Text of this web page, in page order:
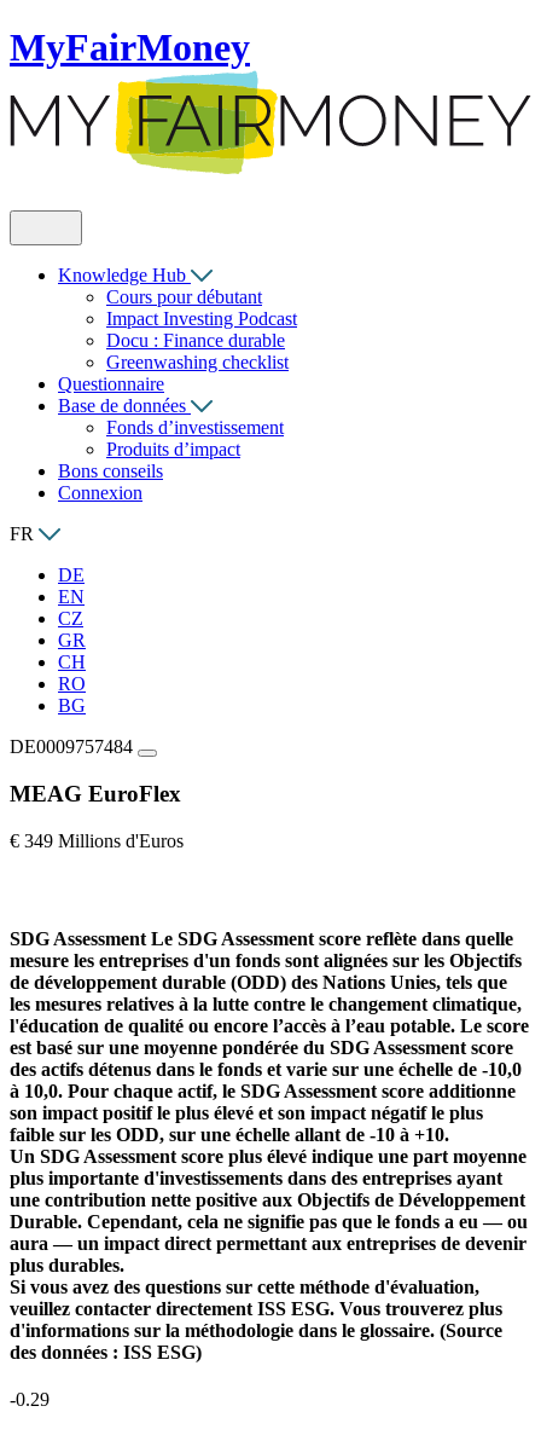
MyFairMoney
Knowledge Hub
Cours pour débutant
Impact Investing Podcast
Docu : Finance durable
Greenwashing checklist
Questionnaire
Base de données
Fonds d’investissement
Produits d’impact
Bons conseils
Connexion
FR
DE
EN
CZ
GR
CH
RO
BG
DE0009757484
MEAG EuroFlex
€ 349 Millions d'Euros
SDG Assessment Le SDG Assessment score reflète dans quelle
mesure les entreprises d'un fonds sont alignées sur les Objectifs
de développement durable (ODD) des Nations Unies, tels que
les mesures relatives à la lutte contre le changement climatique,
l'éducation de qualité ou encore l’accès à l’eau potable. Le score
est basé sur une moyenne pondérée du SDG Assessment score
des actifs détenus dans le fonds et varie sur une échelle de -10,0
à 10,0. Pour chaque actif, le SDG Assessment score additionne
son impact positif le plus élevé et son impact négatif le plus
faible sur les ODD, sur une échelle allant de -10 à +10.
Un SDG Assessment score plus élevé indique une part moyenne
plus importante d'investissements dans des entreprises ayant
une contribution nette positive aux Objectifs de Développement
Durable. Cependant, cela ne signifie pas que le fonds a eu — ou
aura — un impact direct permettant aux entreprises de devenir
plus durables.
Si vous avez des questions sur cette méthode d'évaluation,
veuillez contacter directement ISS ESG. Vous trouverez plus
d'informations sur la méthodologie dans le glossaire. (Source
des données : ISS ESG)
-0.29